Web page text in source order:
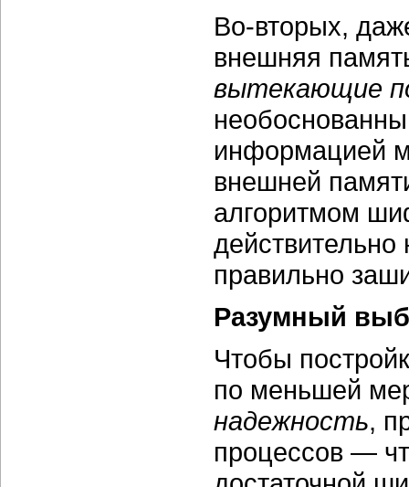
Во-вторых,
внешняя
вытекающие
информацией
внешней
алгоритмом
правильно
Разумный
Чтобы
по меньшей
надежность,
процессов —